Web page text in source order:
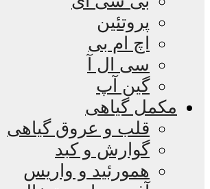
پروتئین
اچ ام بی
سی ال آ
گین آپ
مکمل گیاهی
قلب و عروق گیاهی
گوارش و کبد
همورئید و واریس